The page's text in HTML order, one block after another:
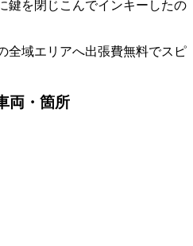
鍵を閉じこんでインキーしたの
全域エリアへ出張費無料でスピ
両・箇所